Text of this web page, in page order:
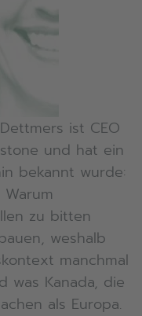
ist CEO
und hat ein
bekannt wurde:
zu bitten
weshalb
manchmal
was Kanada, die
als Europa.